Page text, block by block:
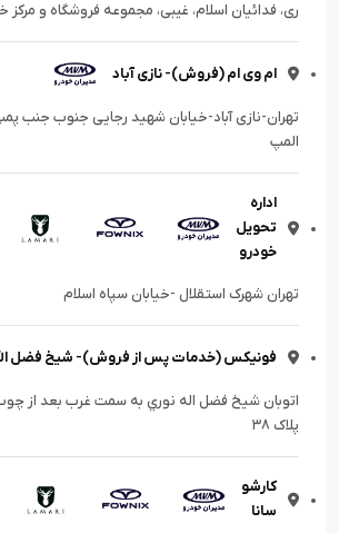
ری، فدائیان اسلام، غیبی، مجموعه فروشگاه و مرکز
ام وی ام (فروش)- نازی آباد
تهران-نازی آباد-خیابان شهید رجایی جنوب جنب
المپ
اداره
تحویل
خودرو
تهران شهرک استقلال -خیابان سپاه اسلام
فونیکس (خدمات پس از فروش)- شیخ فضل
اتوبان شيخ فضل اله نوري به سمت غرب بعد از
پلاک ۳۸
کارشو
سانا